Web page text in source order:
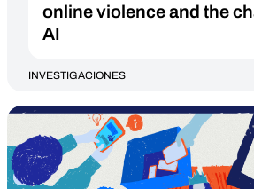
online violence and the
AI
INVESTIGACIONES